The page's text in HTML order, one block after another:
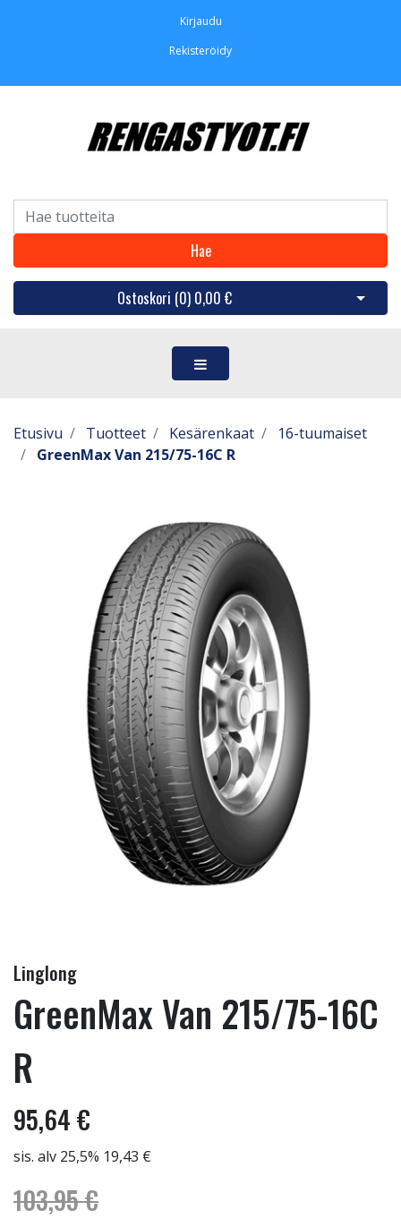
Kirjaudu
Rekisteröidy
Hae
Ostoskori (0) 0,00 € Avaa
Etusivu Tuotteet Kesärenkaat
16-tuumaiset
GreenMax Van 215/75-16C R
Linglong
GreenMax Van 215/75-16C
R
95,64 €
sis. alv 25,5% 19,43 €
103,95 €